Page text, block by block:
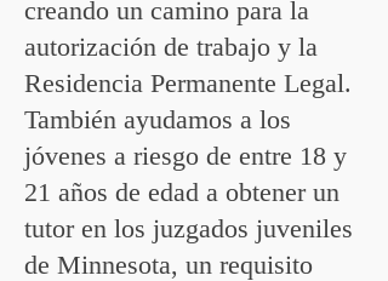
creando un camino para la
autorización de trabajo y la
Residencia Permanente Legal.
También ayudamos a los
jóvenes a riesgo de entre 18 y
21 años de edad a obtener un
tutor en los juzgados juveniles
de Minnesota, un requisito